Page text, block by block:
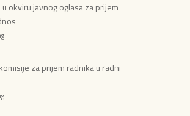
okviru javnog oglasa za prijem
za prijem radnika u radni